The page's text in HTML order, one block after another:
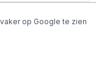
op Google te zien